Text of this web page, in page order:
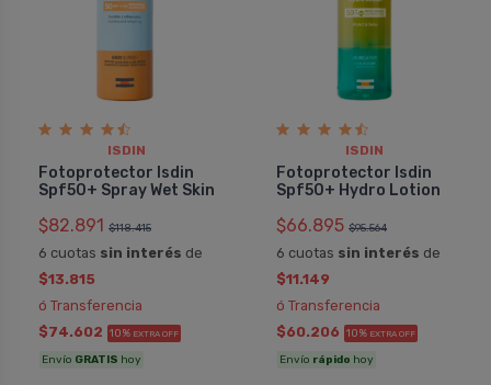
ISDIN
Fotoprotector Isdin
Spf50+ Spray Wet Skin
$82.891 $118.415
6 cuotas sin interés de
$13.815
ó Transferencia
$74.602 10% EXTRA OFF
Envío GRATIS hoy
ISDIN
Fotoprotector Isdin
Spf50+ Hydro Lotion
$66.895 $95.564
6 cuotas sin interés de
$11.149
ó Transferencia
$60.206 10% EXTRA OFF
Envío rápido hoy